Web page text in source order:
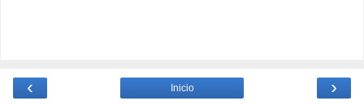
‹ ›
Inicio